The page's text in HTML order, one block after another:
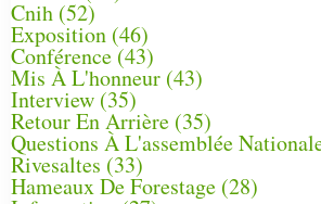
Cnih (52)
Exposition (46)
Conférence(43)
Mis À L'honneur (43)
Interview (35)
Retour En Arrière (35)
Questions À L'assemblée
Rivesaltes (33)
Hameaux De Forestage (28)